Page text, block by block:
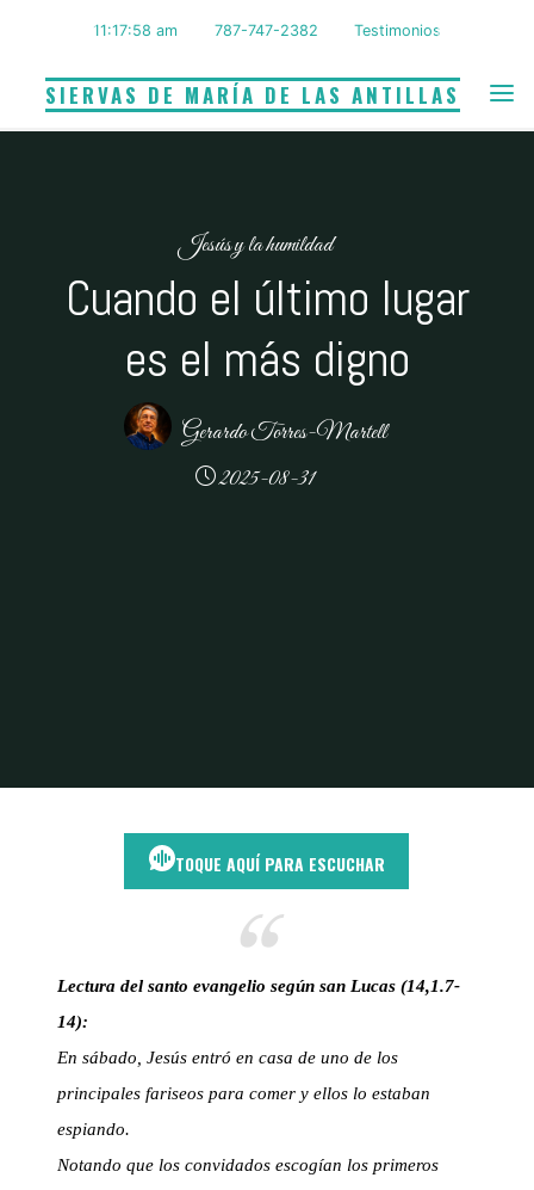
contenidoSIERVAS DE MARÍA DE LAS ANTILLAS
11:17:59 am 787-747-2382 Testimonios
Jesús y la humildad
Cuando el último lugar
es el más digno
Gerardo Torres-Martell
2025-08-31
TOQUE AQUÍ PARA ESCUCHAR
Lectura del santo evangelio según san Lucas (14,1.7-
14):
En sábado, Jesús entró en casa de uno de los
principales fariseos para comer y ellos lo estaban
espiando.
Notando que los convidados escogían los primeros